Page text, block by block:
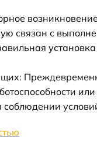
связан с
установка